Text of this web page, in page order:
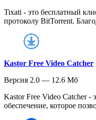
Tixati - это бесплатный
протоколу BitTorrent.
Kastor Free Video Catcher
Версия 2.0 — 12.6 Мб
Kastor Free Video Catcher
обеспечение, которое